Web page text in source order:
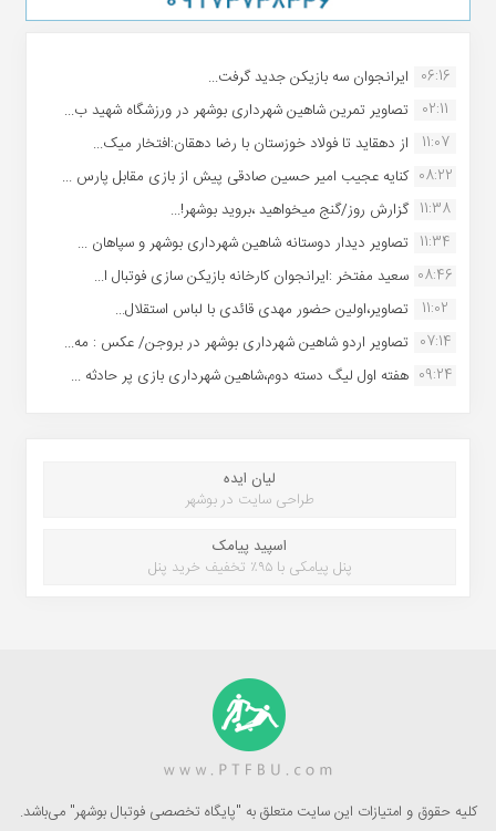
06:16 ایرانجوان سه بازیکن جدید گرفت...
02:11
تصاویر تمرین شاهین شهردارى بوشهر در ورزشگاه شهید ب...
11:07
از دهقاید تا فولاد خوزستان با رضا دهقان:افتخار میک...
08:22 کنایه عجیب امیر حسین صادقی پیش از بازی مقابل پارس ...
11:38 گزارش روز/گنج میخواهید ،بروید بوشهر!...
11:34 تصاویر دیدار دوستانه شاهین شهردارى بوشهر و سپاهان ...
08:46 سعید مفتخر :ایرانجوان کارخانه بازیکن سازی فوتبال ا...
11:02
تصاویر،اولین حضور مهدی قائدی با لباس استقلال...
07:14 تصاویر اردو شاهین شهرداری بوشهر در بروجن/ عکس : مه...
09:24 هفته اول لیگ دسته دوم،شاهین شهرداری بازی پر حادثه ...
لیان ایده
طراحی سایت در بوشهر
اسپید پیامک
پنل پیامکی با ۹۵٪ تخفیف خرید پنل
کلیه حقوق و امتیازات این سایت متعلق به "پایگاه تخصصی فوتبال بوشهر" می‌باشد.